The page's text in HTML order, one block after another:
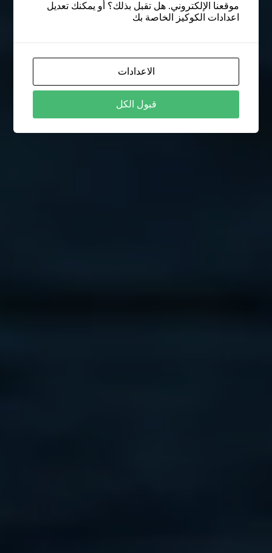
موقعنا الإلكتروني. هل تقبل بذلك؟ أو يمكنك تعديل
اعدادات الكوكيز الخاصة بك
الاعدادات
قبول الكل